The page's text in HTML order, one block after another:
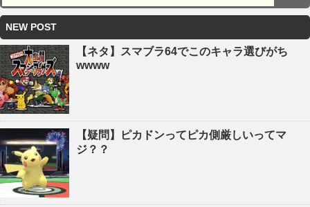
NEW POST
【ネタ】スマブラ64でこのキャラ選びがち
wwww
【疑問】ピカドンってピカ側厳しいってマ
ジ？？